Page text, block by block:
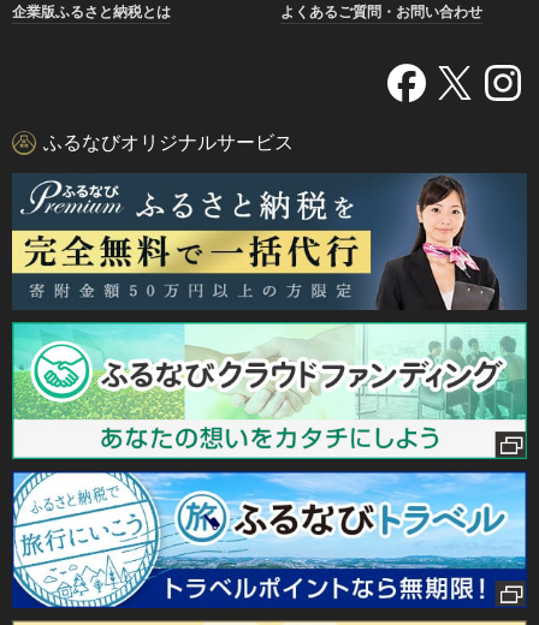
企業版ふるさと納税とは
よくあるご質問・お問い合わせ
ふるなびオリジナルサービス